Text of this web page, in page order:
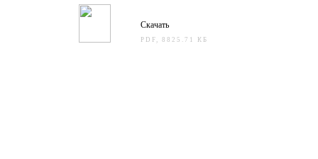
Скачать
PDF, 8825.71 КБ